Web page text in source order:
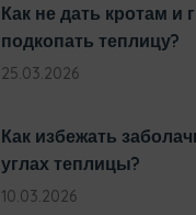
Как не дать кротам и
подкопать теплицу?
25.03.2026
Как избежать
углах теплицы?
10.03.2026